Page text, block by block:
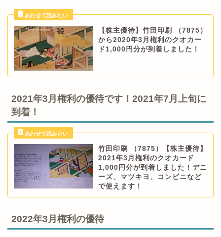
【株主優待】竹田印刷 （7875）
から2020年3月権利のクオカー
ド1,000円分が到着しました！
2021年3月権利の優待です！2021年7月上旬に
到着！
竹田印刷 （7875）【株主優待】
2021年3月権利のクオカード
1,000円分が到着しました！デニ
ーズ、マツキヨ、コンビニなど
で使えます！
2022年3月権利の優待